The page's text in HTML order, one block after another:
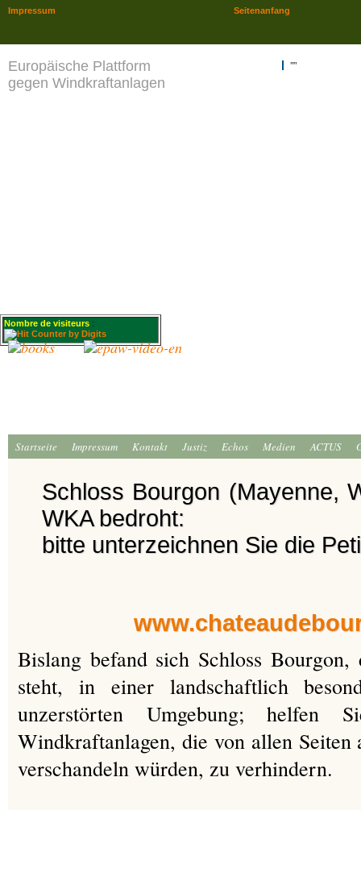
Europäische Plattform
gegen Windkraftanlagen
""
Nombre de visiteurs :
Startseite Impressum Kontakt Justiz Echos Medien ACTUS
Schloss Bourgon (Mayenne,
WKA bedroht:
bitte unterzeichnen Sie die
Bislang befand sich Schloss Bourgon,
steht, in einer landschaftlich
unzerstörten Umgebung; helfen
Windkraftanlagen, die von allen Seiten
verschandeln würden, zu verhindern.
Seitenanfang
Impressum